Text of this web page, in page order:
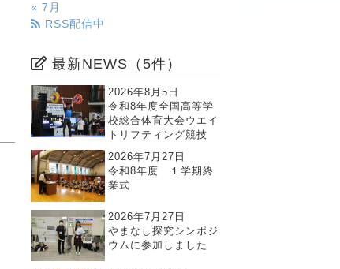
« 7月
RSS配信中
最新NEWS（5件）
2026年8月5日
令和8年度全国高等学
校総合体育大会ウエイ
トリフティング競技
2026年7月27日
令和8年度 １学期終
業式
2026年7月27日
やまなし探究シンポジ
ウムに参加しました